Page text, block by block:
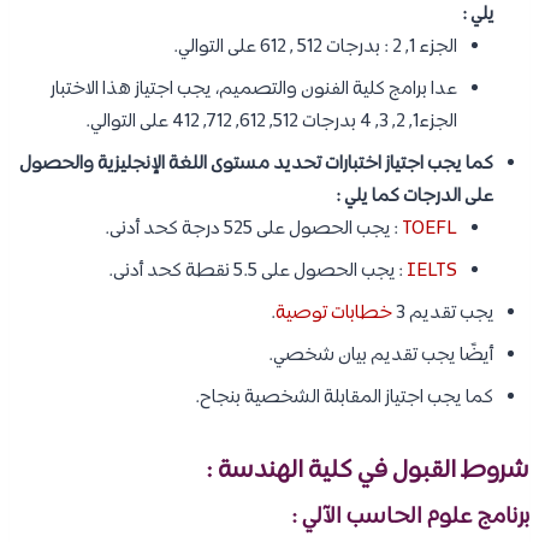
يلي :
الجزء 1, 2 : بدرجات 512 , 612 على التوالي.
عدا برامج كلية الفنون والتصميم، يجب اجتياز هذا الاختبار
الجزء1, 2, 3, 4 بدرجات 512, 612, 712, 412 على التوالي.
كما يجب اجتياز اختبارات تحديد مستوى اللغة الإنجليزية والحصول
على الدرجات كما يلي :
TOEFL : يجب الحصول على 525 درجة كحد أدنى.
IELTS : يجب الحصول على 5.5 نقطة كحد أدنى.
يجب تقديم 3
خطابات توصية.
أيضًا يجب تقديم بيان شخصي.
كما يجب اجتياز المقابلة الشخصية بنجاح.
شروط القبول في كلية الهندسة :
برنامج علوم الحاسب الآلي :